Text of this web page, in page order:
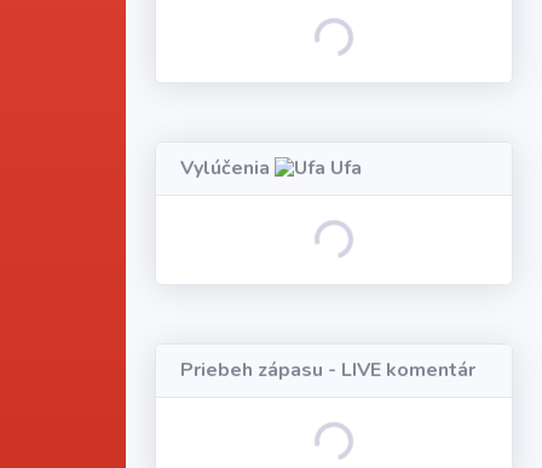
Loading...
Vylúčenia Ufa
Loading...
Priebeh zápasu - LIVE komentár
Loading...